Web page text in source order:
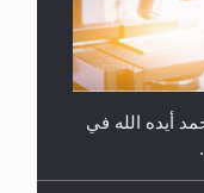
أيده الله في